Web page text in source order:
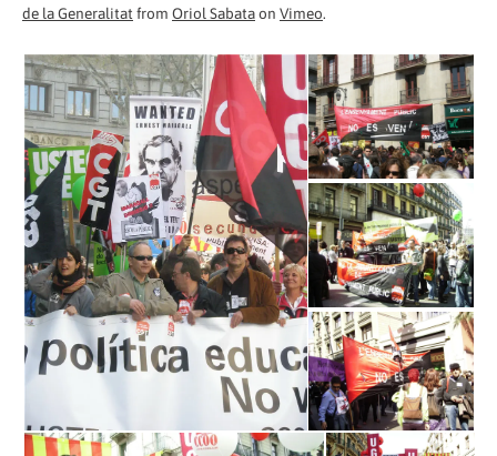
de la Generalitat from Oriol Sabataon Vimeo.